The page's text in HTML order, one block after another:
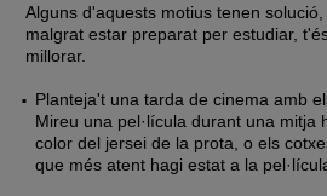
Alguns d'aquests motius tenen
malgrat estar preparat per estudiar,
millorar.
Planteja't una tarda de cinema amb
Mireu una pel·lícula durant una
color del jersei de la prota, o els
que més atent hagi estat a la